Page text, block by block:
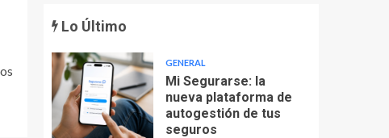
Lo Último
GENERAL
Mi Segurarse: la
nueva plataforma de
autogestión de tus
seguros